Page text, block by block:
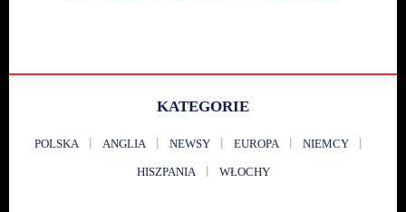
KATEGORIE
POLSKA ANGLIA NEWSY EUROPA NIEMCY
HISZPANIA WŁOCHY